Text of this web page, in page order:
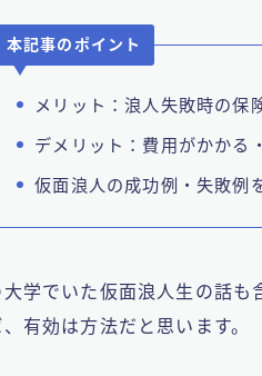
本記事のポイント
メリット：浪人失敗時の保
デメリット：費用がかかる
仮面浪人の成功例・失敗例
学でいた仮面浪人生の話も
有効は方法だと思います。